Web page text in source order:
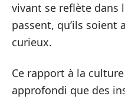
vivant se reflète dans
passent, qu’ils soient
curieux.
Ce rapport à la
approfondi que des